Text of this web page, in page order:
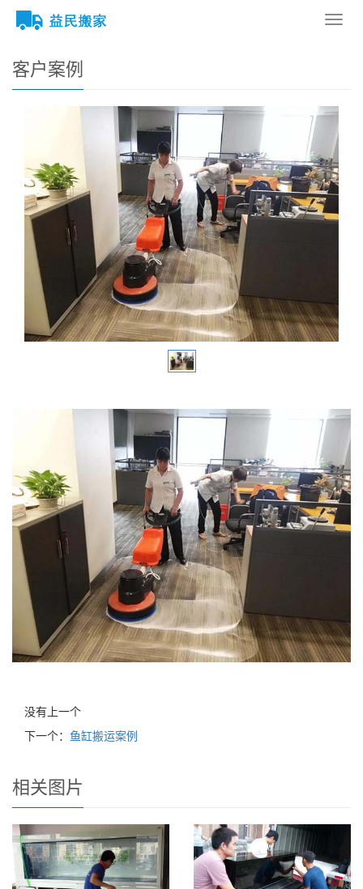
导
您的位置： 网站首页
客户案例
没有上一个
下一个： 鱼缸搬运案例
相关图片